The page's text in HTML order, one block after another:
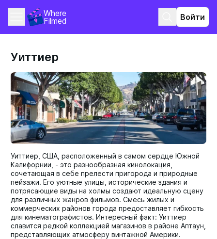
Where
Filmed
Войти
Уиттиер
Уиттиер, США, расположенный в самом сердце Южной
Калифорнии, - это разнообразная кинолокация,
сочетающая в себе прелести пригорода и природные
пейзажи. Его уютные улицы, исторические здания и
потрясающие виды на холмы создают идеальную сцену
для различных жанров фильмов. Смесь жилых и
коммерческих районов города предоставляет гибкость
для кинематографистов. Интересный факт: Уиттиер
славится редкой коллекцией магазинов в районе Аптаун,
представляющих атмосферу винтажной Америки.